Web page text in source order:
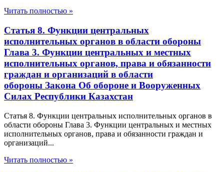
Читать полностью »
Статья 8. Функции центральных
исполнительных органов в области обороны
Глава 3. Функции центральных и местных
исполнительных органов, права и обязанности
граждан и организаций в области
обороны Закона Об обороне и Вооруженных
Силах Республики Казахстан
Статья 8. Функции центральных исполнительных органов в
области обороны Глава 3. Функции центральных и местных
исполнительных органов, права и обязанности граждан и
организаций...
Читать полностью »